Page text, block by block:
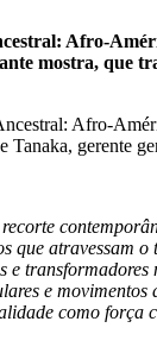
Afro-
mostra, que
Afro-
Tanaka, gerente
que atravessam
e
e
como força